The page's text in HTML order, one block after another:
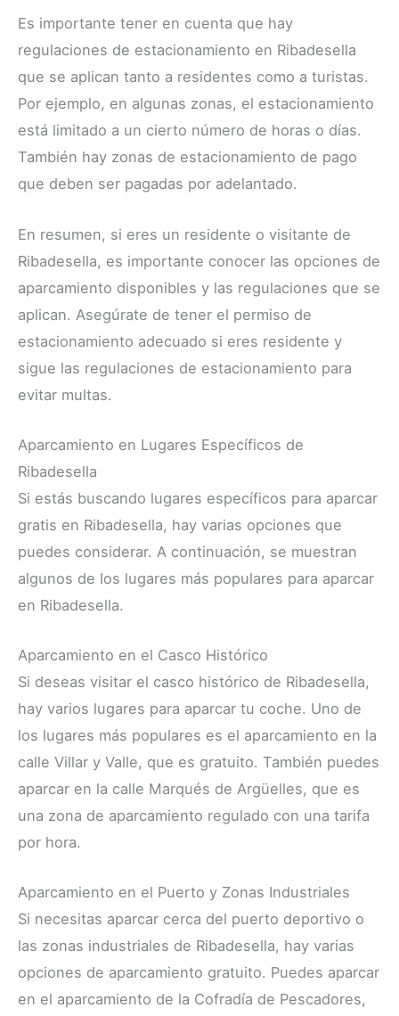
Es importante tener en cuenta que hay
regulaciones de estacionamiento en Ribadesella
que se aplican tanto a residentes como a turistas.
Por ejemplo, en algunas zonas, el estacionamiento
está limitado a un cierto número de horas o días.
También hay zonas de estacionamiento de pago
que deben ser pagadas por adelantado.
En resumen, si eres un residente o visitante de
Ribadesella, es importante conocer las opciones de
aparcamiento disponibles y las regulaciones que se
aplican. Asegúrate de tener el permiso de
estacionamiento adecuado si eres residente y
sigue las regulaciones de estacionamiento para
evitar multas.
Aparcamiento en Lugares Específicos de
Ribadesella
Si estás buscando lugares específicos para aparcar
gratis en Ribadesella, hay varias opciones que
puedes considerar. A continuación, se muestran
algunos de los lugares más populares para aparcar
en Ribadesella.
Aparcamiento en el Casco Histórico
Si deseas visitar el casco histórico de Ribadesella,
hay varios lugares para aparcar tu coche. Uno de
los lugares más populares es el aparcamiento en la
calle Villar y Valle, que es gratuito. También puedes
aparcar en la calle Marqués de Argüelles, que es
una zona de aparcamiento regulado con una tarifa
por hora.
Aparcamiento en el Puerto y Zonas Industriales
Si necesitas aparcar cerca del puerto deportivo o
las zonas industriales de Ribadesella, hay varias
opciones de aparcamiento gratuito. Puedes aparcar
en el aparcamiento de la Cofradía de Pescadores,